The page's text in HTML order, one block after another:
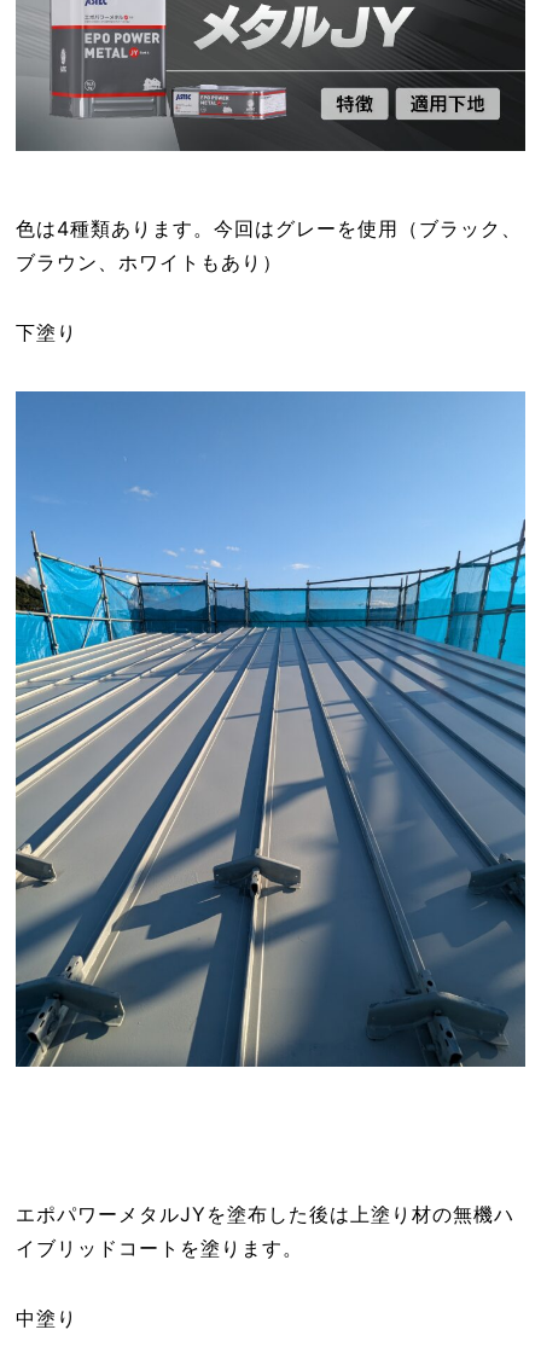
色は4種類あります。今回はグレーを使用（ブラック、
ブラウン、ホワイトもあり）
下塗り
エポパワーメタルJYを塗布した後は上塗り材の無機ハ
イブリッドコートを塗ります。
中塗り